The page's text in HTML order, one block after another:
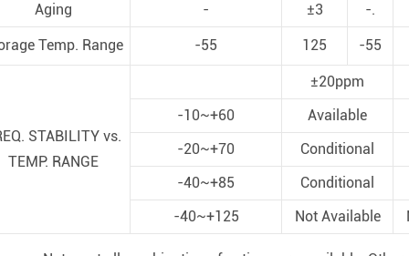
Aging
- ±3 -.
Temp. Range -55 125 -55
STABILITY vs.
TEMP. RANGE
±20ppm
-10~+60
Available
-20~+70
Conditional
-40~+85
Conditional
-40~+125
Not Available